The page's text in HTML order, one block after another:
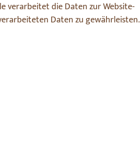
verarbeitet die Daten zur Website-
Daten zu gewährleisten.